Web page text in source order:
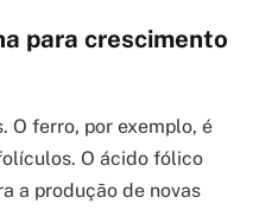
para crescimento
O ferro, por exemplo, é
O ácido fólico
a produção de novas